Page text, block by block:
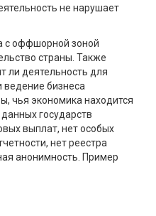
не нарушает
с оффшорной зоной
страны. Также
ли деятельность для
ведение бизнеса
чья экономика находится
государств
выплат, нет особых
нет реестра
анонимность. Пример